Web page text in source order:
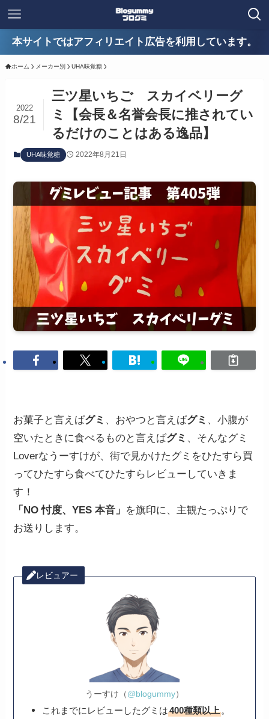
本サイトではアフィリエイト広告を利用しています。
ホーム メーカー別 UHA味覚糖
三ツ星いちご スカイベリーグ
ミ【会長＆名誉会長に推されてい
るだけのことはある逸品】
2022
8/21
UHA味覚糖 2022年8月21日
お菓子と言えばグミ 、おやつと言えばグミ 、小腹が
空いたときに食べるものと言えばグミ 、そんなグミ
Loverなうーすけが、街で見かけたグミをひたすら買
ってひたすら食べてひたすらレビューしていきま
す！
「NO 忖度、YES 本音」 を旗印に、主観たっぷりで
お送りします。
レビュアー
うーすけ（ @blogummy）
これまでにレビューしたグミは400種類以上 。